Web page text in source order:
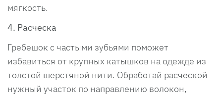
мягкость.
4. Расческа
Гребешок с частыми зубьями поможет
избавиться от крупных катышков на одежде из
толстой шерстяной нити. Обработай расческой
нужный участок по направлению волокон,